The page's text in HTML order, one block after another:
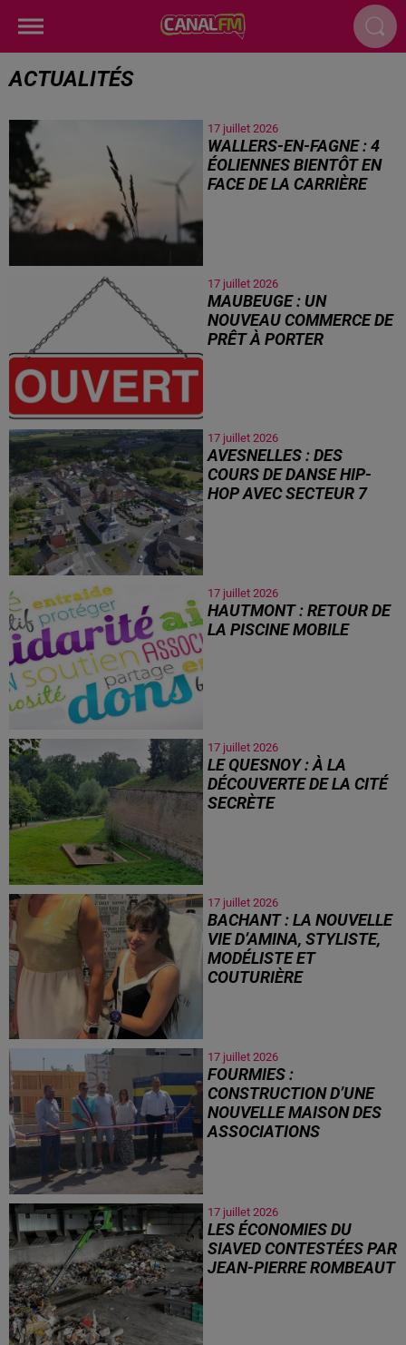
ACTUALITÉS
17 juillet 2026
WALLERS-EN-FAGNE : 4
ÉOLIENNES BIENTÔT EN
FACE DE LA CARRIÈRE
17 juillet 2026
MAUBEUGE : UN
NOUVEAU COMMERCE DE
PRÊT À PORTER
17 juillet 2026
AVESNELLES : DES
COURS DE DANSE HIP-
HOP AVEC SECTEUR 7
17 juillet 2026
HAUTMONT : RETOUR DE
LA PISCINE MOBILE
17 juillet 2026
LE QUESNOY : À LA
DÉCOUVERTE DE LA CITÉ
SECRÈTE
17 juillet 2026
BACHANT : LA NOUVELLE
VIE D’AMINA, STYLISTE,
MODÉLISTE ET
COUTURIÈRE
17 juillet 2026
FOURMIES :
CONSTRUCTION D’UNE
NOUVELLE MAISON DES
ASSOCIATIONS
17 juillet 2026
LES ÉCONOMIES DU
SIAVED CONTESTÉES PAR
JEAN-PIERRE ROMBEAUT